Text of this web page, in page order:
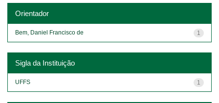
Orientador
1
Bem, Daniel Francisco de
Sigla da Instituição
1
UFFS